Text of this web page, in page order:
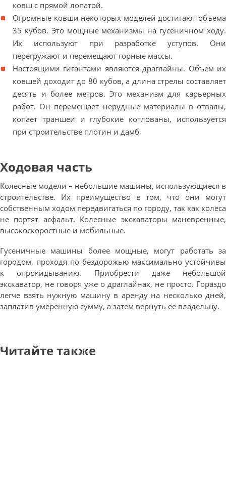
ковш с прямой лопатой.
Огромные ковши некоторых моделей достигают объема
35 кубов. Это мощные механизмы на гусеничном ходу.
Их используют при разработке уступов. Они
перегружают и перемещают горные массы.
Настоящими гигантами являются драглайны. Объем их
ковшей доходит до 80 кубов, а длина стрелы составляет
десять и более метров. Это механизм для карьерных
работ. Он перемещает нерудные материалы в отвалы,
копает траншеи и глубокие котлованы, используется
при строительстве плотин и дамб.
Ходовая часть
Колесные модели – небольшие машины, использующиеся в
строительстве. Их преимущество в том, что они могут
собственным ходом передвигаться по городу, так как колеса
не портят асфальт. Колесные экскаваторы маневренные,
высокоскоростные и мобильные.
Гусеничные машины более мощные, могут работать за
городом, проходя по бездорожью максимально устойчивы
к опрокидыванию. Приобрести даже небольшой
экскаватор, не говоря уже о драглайнах, не просто. Гораздо
легче взять нужную машину в аренду на несколько дней,
заплатив умеренную сумму, а затем вернуть ее владельцу.
Читайте также